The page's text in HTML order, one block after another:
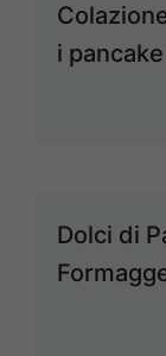
i pancake
Dolci di